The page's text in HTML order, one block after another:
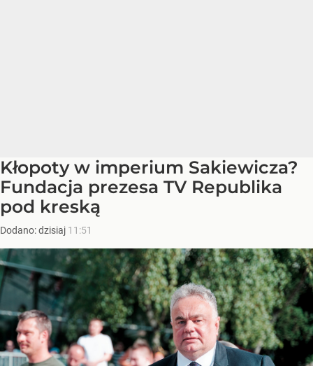
Kłopoty w imperium Sakiewicza?
Fundacja prezesa TV Republika
pod kreską
Dodano:dzisiaj 11:51